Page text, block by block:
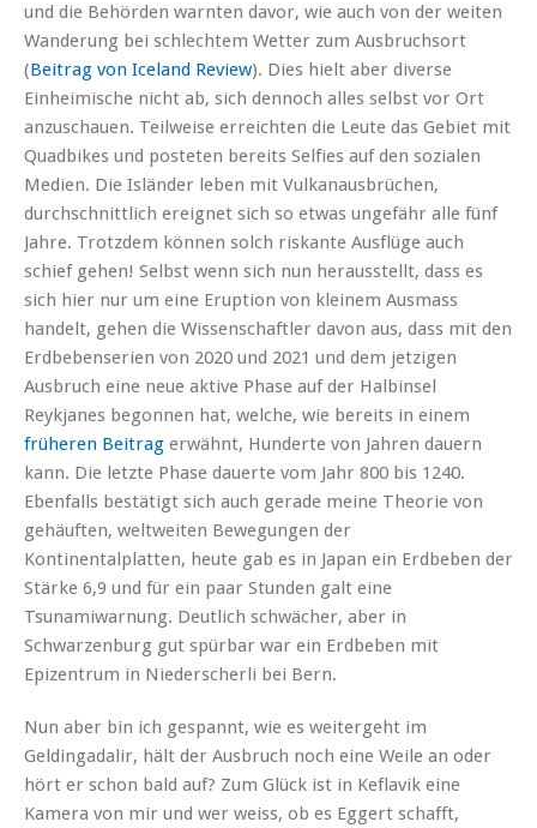
und die Behörden warnten davor, wie auch von der weiten
Wanderung bei schlechtem Wetter zum Ausbruchsort
(Beitrag von Iceland Review). Dies hielt aber diverse
Einheimische nicht ab, sich dennoch alles selbst vor Ort
anzuschauen. Teilweise erreichten die Leute das Gebiet mit
Quadbikes und posteten bereits Selfies auf den sozialen
Medien. Die Isländer leben mit Vulkanausbrüchen,
durchschnittlich ereignet sich so etwas ungefähr alle fünf
Jahre. Trotzdem können solch riskante Ausflüge auch
schief gehen! Selbst wenn sich nun herausstellt, dass es
sich hier nur um eine Eruption von kleinem Ausmass
handelt, gehen die Wissenschaftler davon aus, dass mit den
Erdbebenserien von 2020 und 2021 und dem jetzigen
Ausbruch eine neue aktive Phase auf der Halbinsel
Reykjanes begonnen hat, welche, wie bereits in einem
früheren Beitrag erwähnt, Hunderte von Jahren dauern
kann. Die letzte Phase dauerte vom Jahr 800 bis 1240.
Ebenfalls bestätigt sich auch gerade meine Theorie von
gehäuften, weltweiten Bewegungen der
Kontinentalplatten, heute gab es in Japan ein Erdbeben der
Stärke 6,9 und für ein paar Stunden galt eine
Tsunamiwarnung. Deutlich schwächer, aber in
Schwarzenburg gut spürbar war ein Erdbeben mit
Epizentrum in Niederscherli bei Bern.
Nun aber bin ich gespannt, wie es weitergeht im
Geldingadalir, hält der Ausbruch noch eine Weile an oder
hört er schon bald auf? Zum Glück ist in Keflavik eine
Kamera von mir und wer weiss, ob es Eggert schafft,